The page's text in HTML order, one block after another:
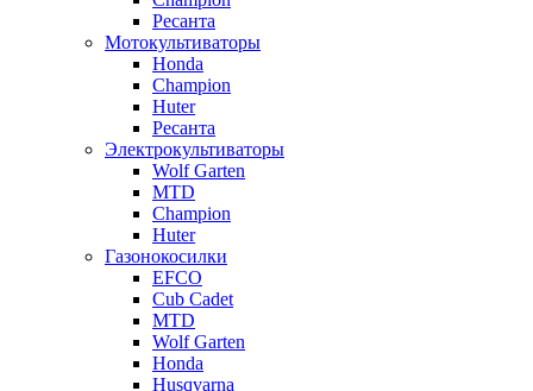
Ресанта
Мотокультиваторы
Honda
Champion
Huter
Ресанта
Электрокультиваторы
Wolf Garten
MTD
Champion
Huter
Газонокосилки
EFCO
Cub Cadet
MTD
Wolf Garten
Honda
Husqvarna